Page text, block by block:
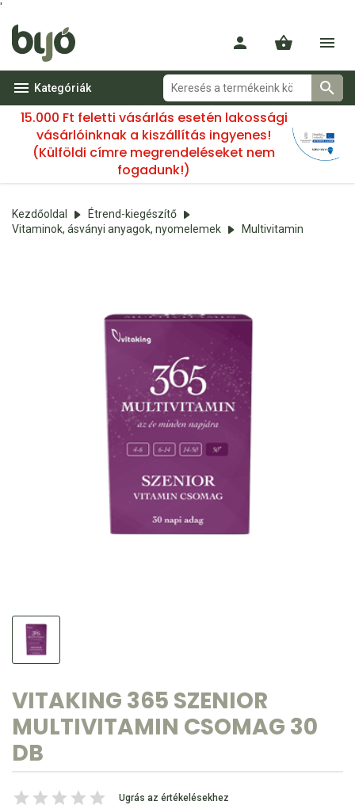
'
Kategóriák
15.000 Ft feletti vásárlás esetén lakossági
vásárlóinknak a kiszállítás ingyenes!
(Külföldi címre megrendeléseket nem
fogadunk!)
Kezdőoldal
Étrend-kiegészítő
Vitaminok, ásványi anyagok, nyomelemek
Multivitamin
VITAKING 365 SZENIOR
MULTIVITAMIN CSOMAG 30
DB
Ugrás az értékelésekhez